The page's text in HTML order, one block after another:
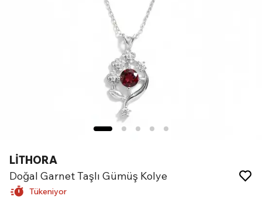
LİTHORA
Doğal Garnet Taşlı Gümüş Kolye
Tükeniyor